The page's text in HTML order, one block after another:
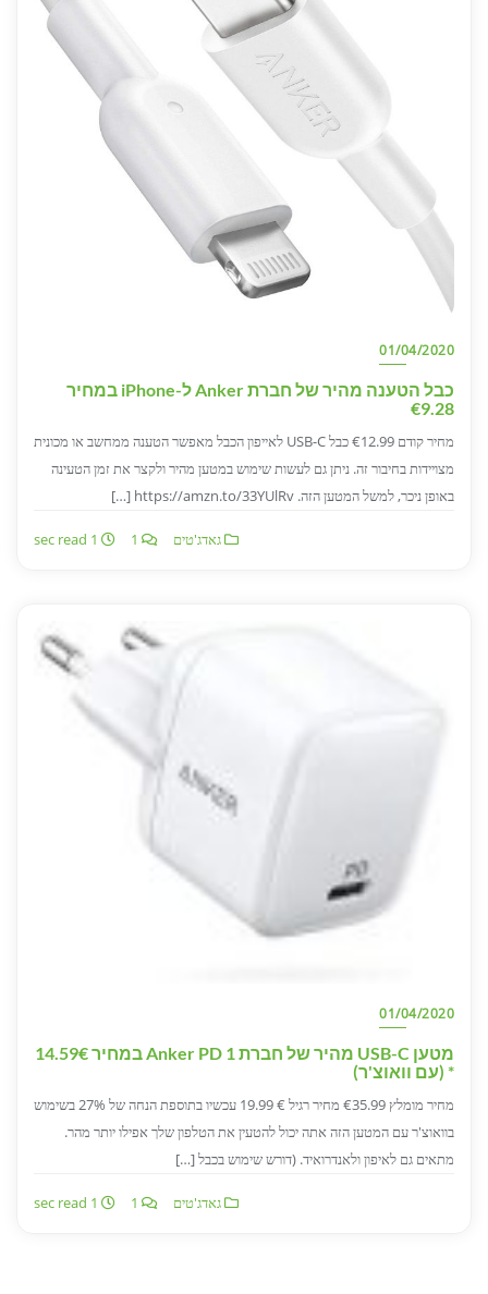
01/04/2020
כבל הטענה מהיר של חברת Anker ל-iPhone במחיר
€9.28
מחיר קודם €12.99 כבל USB-C לאייפון הכבל מאפשר הטענה ממחשב או מכונית
מצויידות בחיבור זה. ניתן גם לעשות שימוש במטען מהיר ולקצר את זמן הטעינה
באופן ניכר, למשל המטען הזה. https://amzn.to/33YUlRv […]
גאדג'טים
01/04/2020
מטען USB-C מהיר של חברת Anker PD 1 במחיר 14.59€
* (עם וואוצ'ר)
מחיר מומלץ €35.99 מחיר רגיל € 19.99 עכשיו בתוספת הנחה של 27% בשימוש
בוואוצ'ר עם המטען הזה אתה יכול להטעין את הטלפון שלך אפילו יותר מהר.
מתאים גם לאיפון ולאנדרואיד. (דורש שימוש בכבל […]
גאדג'טים